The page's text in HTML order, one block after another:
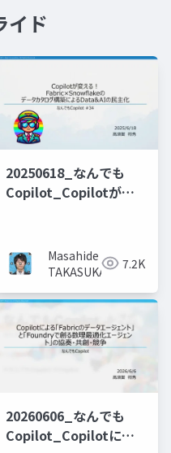
イド
20250618_なんでも
Copilot_Copilotが変
データカタログ構築に
よるData&AIの民主化
Masahide
TAKASUKA
7.2K
20260606_なんでも
Copilot_Copilotによ